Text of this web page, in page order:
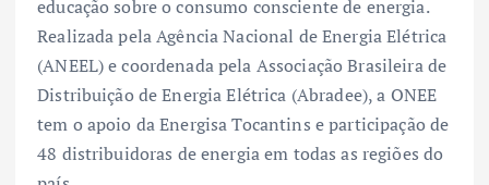
educação sobre o consumo consciente de energia.
Realizada pela Agência Nacional de Energia Elétrica
(ANEEL) e coordenada pela Associação Brasileira de
Distribuição de Energia Elétrica (Abradee), a ONEE
tem o apoio da Energisa Tocantins e participação de
48 distribuidoras de energia em todas as regiões do